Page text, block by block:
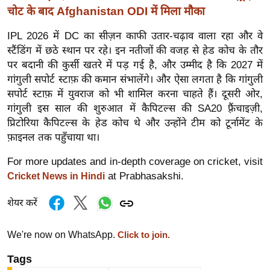
ग
त
ऑ
टो
व
र्ल्ड
न्यू
ज
ब्री
म
रं
न
ग
चोट के बाद Afghanistan ODI में मिला मौका
IPL 2026 में DC का सीज़न काफी उतार-चढ़ाव वाला रहा और वे
स्टैंडिंग में छठे स्थान पर रहे। इन नतीजों की वजह से हेड कोच के तौर
पर बदानी की कुर्सी खतरे में पड़ गई है, और उम्मीद है कि 2027 में
गांगुली सपोर्ट स्टाफ़ की कमान संभालेंगे। और ऐसा लगता है कि गांगुली
सपोर्ट स्टाफ़ में युवराज को भी शामिल करना चाहते हैं। दूसरी ओर,
गांगुली इस साल की शुरुआत में कैपिटल्स की SA20 फ़्रैंचाइज़ी,
प्रिटोरिया कैपिटल्स के हेड कोच थे और उन्होंने टीम को टूर्नामेंट के
फ़ाइनल तक पहुँचाया था।
For more updates and in-depth coverage on cricket, visit
Cricket News in Hindi at Prabhasakshi.
शेयर करें
We're now on WhatsApp. Click to join.
Tags